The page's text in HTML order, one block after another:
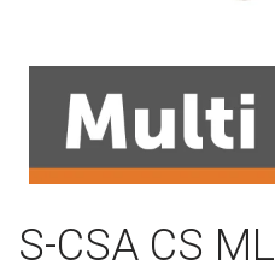
S-CSA CS ML